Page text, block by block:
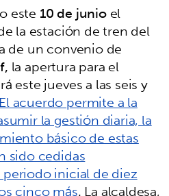
este 10 de junioel
la estación de tren del
de un convenio de
la apertura para el
este jueves a las seis y
acuerdo permite a la
la gestión diaria, la
básico de estas
sido cedidas
inicial de diez
cinco más. La alcaldesa,